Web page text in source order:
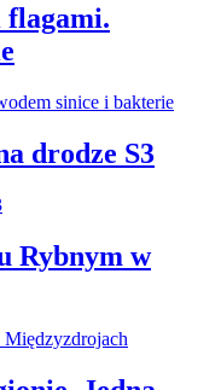
flagami.
drodze S3
Rybnym w